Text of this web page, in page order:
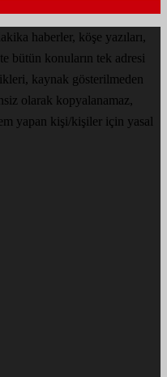
haberler, köşe yazıları,
bütün konuların tek adresi
kaynak gösterilmeden
olarak kopyalanamaz,
yapan kişi/kişiler için yasal